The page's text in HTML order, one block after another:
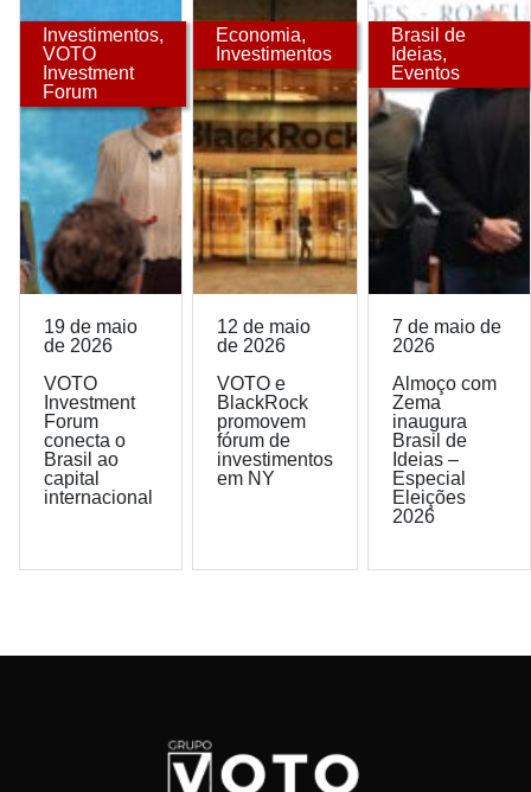
Investimentos,
VOTO
Investment
Forum
19 de maio
de 2026
VOTO
Investment
Forum
conecta o
Brasil ao
capital
internacional
Economia,
Investimentos
12 de maio
de 2026
VOTO e
BlackRock
promovem
fórum de
investimentos
em NY
Brasil de
Ideias,
Eventos
7 de maio de
2026
Almoço com
Zema
inaugura
Brasil de
Ideias –
Especial
Eleições
2026